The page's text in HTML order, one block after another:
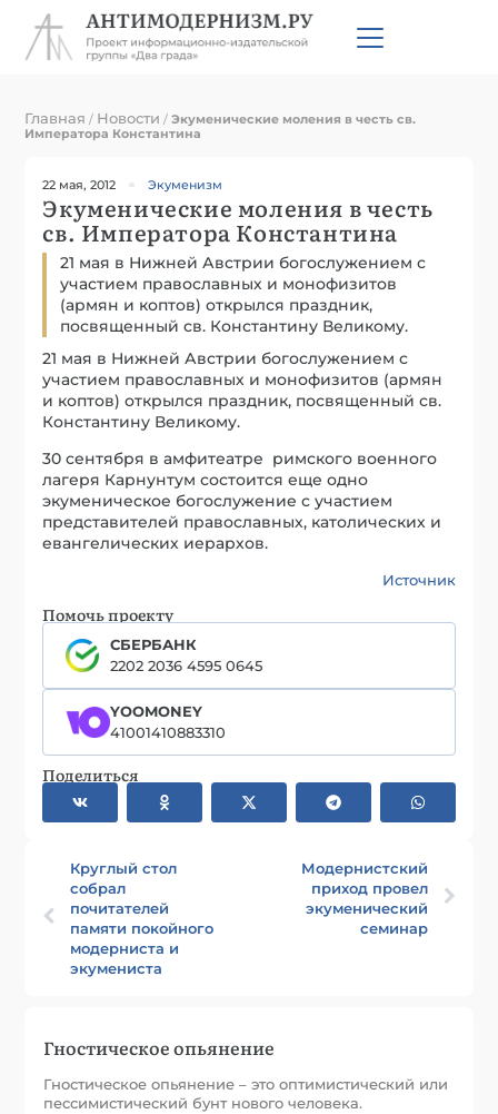
Главная / Новости /Экуменические моления в честь св.
Императора Константина
22 мая, 2012 Экуменизм
Экуменические моления в честь
св. Императора Константина
21 мая в Нижней Австрии богослужением с
участием православных и монофизитов
(армян и коптов) открылся праздник,
посвященный св. Константину Великому.
21 мая в Нижней Австрии богослужением с
участием православных и монофизитов (армян
и коптов) открылся праздник, посвященный св.
Константину Великому.
30 сентября в амфитеатре римского военного
лагеря Карнунтум состоится еще одно
экуменическое богослужение с участием
представителей православных, католических и
евангелических иерархов.
Источник
Помочь проекту
СБЕРБАНК
2202 2036 4595 0645
YOOMONEY
41001410883310
Поделиться
Круглый стол
собрал
почитателей
памяти покойного
модерниста и
экумениста
Модернистский
приход провел
экуменический
семинар
Гностическое опьянение
Гностическое опьянение – это оптимистический или
пессимистический бунт нового человека.